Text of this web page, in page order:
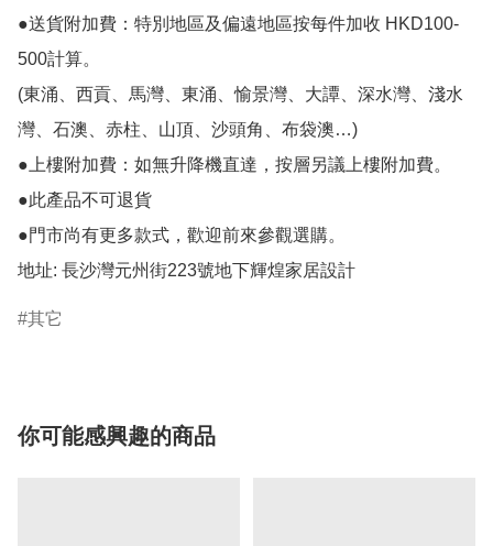
●送貨附加費：特別地區及偏遠地區按每件加收 HKD100-
500計算。
(東涌、西貢、馬灣、東涌、愉景灣、大譚、深水灣、淺水
灣、石澳、赤柱、山頂、沙頭角、布袋澳…)
●上樓附加費：如無升降機直達，按層另議上樓附加費。
●此產品不可退貨
●門市尚有更多款式，歡迎前來參觀選購。
地址: 長沙灣元州街223號地下輝煌家居設計
其它
你可能感興趣的商品